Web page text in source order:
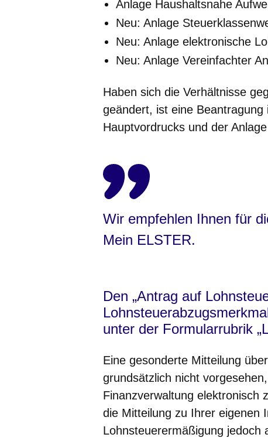
Anlage Haushaltsnahe
Neu: Anlage
Neu: Anlage elektronische
Neu: Anlage Vereinfachter
Haben sich die Verhältnisse
geändert, ist eine
Hauptvordrucks und der
Wir empfehlen Ihnen für
Mein ELSTER.
Den „Antrag auf
unter der Formularrubrik
Eine gesonderte Mitteilung
grundsätzlich nicht
Finanzverwaltung elektronisch
die Mitteilung zu Ihrer eigenen
Lohnsteuerermäßigung jedoch